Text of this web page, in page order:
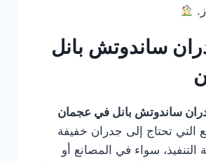
ساندوتش بانل
ساندوتش بانل في عجمان
التي تحتاج إلى جدران خفيفة
التنفيذ، سواء في المصانع أو